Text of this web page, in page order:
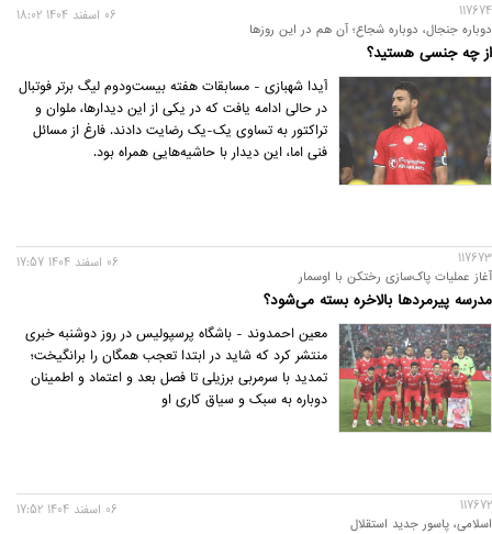
117674
دوباره جنجال، دوباره شجاع؛ آن هم در این روزها
از چه جنسی هستید؟
06 اسفند 1404 18:02
آیدا شهبازی - مسابقات هفته بیست‌ودوم لیگ برتر فوتبال
در حالی ادامه یافت که در یکی از این دیدارها، ملوان و
تراکتور به تساوی یک-یک رضایت دادند. فارغ از مسائل
فنی اما، این دیدار با حاشیه‌هایی همراه بود.
117673
آغاز عملیات پاک‌سازی رختکن با اوسمار
مدرسه پیرمردها بالاخره بسته می‌شود؟
06 اسفند 1404 17:57
معین احمدوند - باشگاه پرسپولیس در روز دوشنبه خبری
منتشر کرد که شاید در ابتدا تعجب همگان را برانگیخت؛
تمدید با سرمربی برزیلی تا فصل بعد و اعتماد و اطمینان
دوباره به سبک و سیاق کاری او
117672
اسلامی، پاسور جدید استقلال
06 اسفند 1404 17:52